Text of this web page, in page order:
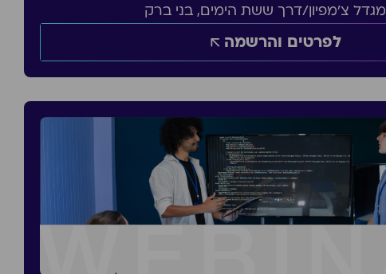
מגדל צ'מפיון/דרך ששת הימים, בני ברק
לפרטים והרשמה